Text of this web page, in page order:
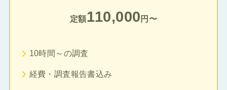
定額110,000 円〜
10時間～の調査
経費・調査報告書込み